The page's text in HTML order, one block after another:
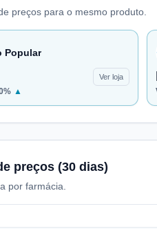
preços para o mesmo produto.
Popular
Ver loja
% ▲
preços (30 dias)
por farmácia.